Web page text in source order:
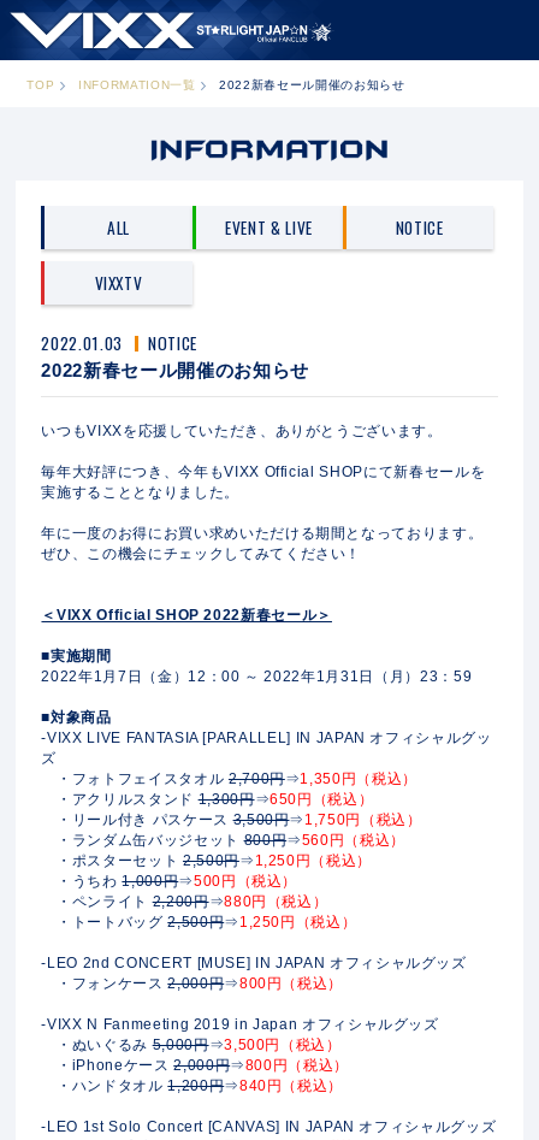
TOP INFORMATION一覧 2022新春セール開催のお知らせ
ALL EVENT & LIVE NOTICE
VIXXTV
2022.01.03 NOTICE
2022新春セール開催のお知らせ
いつもVIXXを応援していただき、ありがとうございます。
毎年大好評につき、今年もVIXX Official SHOPにて新春セールを
実施することとなりました。
年に一度のお得にお買い求めいただける期間となっております。
ぜひ、この機会にチェックしてみてください！
＜VIXX Official SHOP 2022新春セール＞
■実施期間
2022年1月7日（金）12：00 ～ 2022年1月31日（月）23：59
■対象商品
-VIXX LIVE FANTASIA [PARALLEL] IN JAPAN オフィシャルグッ
ズ
・フォトフェイスタオル 2,700円⇒1,350円（税込）
・アクリルスタンド1,300円⇒650円（税込）
・リール付き パスケース3,500円⇒ 1,750円（税込）
・ランダム缶バッジセット800円⇒560円（税込）
・ポスターセット 2,500円⇒ 1,250円（税込）
・うちわ1,000円⇒500円（税込）
・ペンライト2,200円⇒880円（税込）
・トートバッグ2,500円⇒ 1,250円（税込）
-LEO 2nd CONCERT [MUSE] IN JAPAN オフィシャルグッズ
・フォンケース2,000円⇒800円（税込）
-VIXX N Fanmeeting 2019 in Japan オフィシャルグッズ
・ぬいぐるみ5,000円⇒3,500円（税込）
・iPhoneケース2,000円⇒800円（税込）
・ハンドタオル1,200円⇒840円（税込）
-LEO 1st Solo Concert [CANVAS] IN JAPAN オフィシャルグッズ